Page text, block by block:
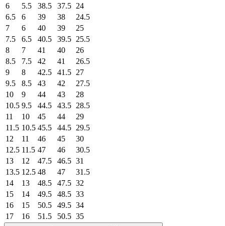
6
5.5 38.5 37.5 24
6.5
6 39 38
24.5
7
6 40 39
25
7.5
6.5 40.5 39.5 25.5
8
7 41 40
26
8.5
7.5 42 41
26.5
9
8 42.5 41.5 27
9.5
8.5 43 42
27.5
10
9 44 43
28
10.5 9.5 44.5 43.5 28.5
11
10 45 44
29
11.5 10.5 45.5 44.5 29.5
12
11 46 45
30
12.5 11.5 47 46
30.5
13
12 47.5 46.5 31
13.5 12.5 48 47
31.5
14
13 48.5 47.5 32
15
14 49.5 48.5 33
16
15 50.5 49.5 34
17
16 51.5 50.5 35